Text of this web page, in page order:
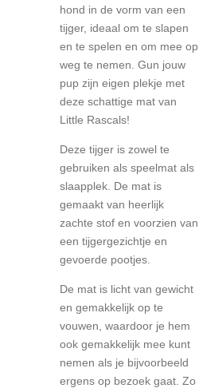
hond in de vorm van een
tijger, ideaal om te slapen
en te spelen en om mee op
weg te nemen. Gun jouw
pup zijn eigen plekje met
deze schattige mat van
Little Rascals!
Deze tijger is zowel te
gebruiken als speelmat als
slaapplek. De mat is
gemaakt van heerlijk
zachte stof en voorzien van
een tijgergezichtje en
gevoerde pootjes.
De mat is licht van gewicht
en gemakkelijk op te
vouwen, waardoor je hem
ook gemakkelijk mee kunt
nemen als je bijvoorbeeld
ergens op bezoek gaat. Zo